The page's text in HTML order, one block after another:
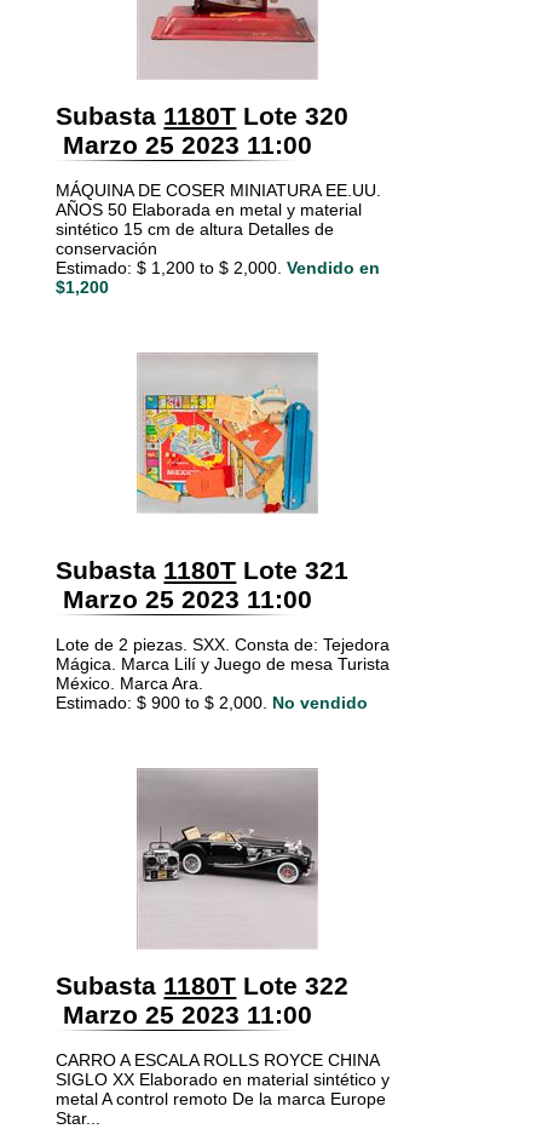
Subasta 1180T Lote 320
Marzo 25 2023 11:00
MÁQUINA DE COSER MINIATURA EE.UU.
AÑOS 50 Elaborada en metal y material
sintético 15 cm de altura Detalles de
conservación
Estimado: $ 1,200 to $ 2,000. Vendido en
$1,200
Subasta 1180T Lote 321
Marzo 25 2023 11:00
Lote de 2 piezas. SXX. Consta de: Tejedora
Mágica. Marca Lilí y Juego de mesa Turista
México. Marca Ara.
Estimado: $ 900 to $ 2,000. No vendido
Subasta 1180T Lote 322
Marzo 25 2023 11:00
CARRO A ESCALA ROLLS ROYCE CHINA
SIGLO XX Elaborado en material sintético y
metal A control remoto De la marca Europe
Star...